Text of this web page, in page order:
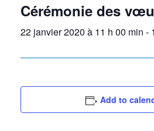
Cérémonie des
22 janvier 2020 à 11 h 00 min -
Add to